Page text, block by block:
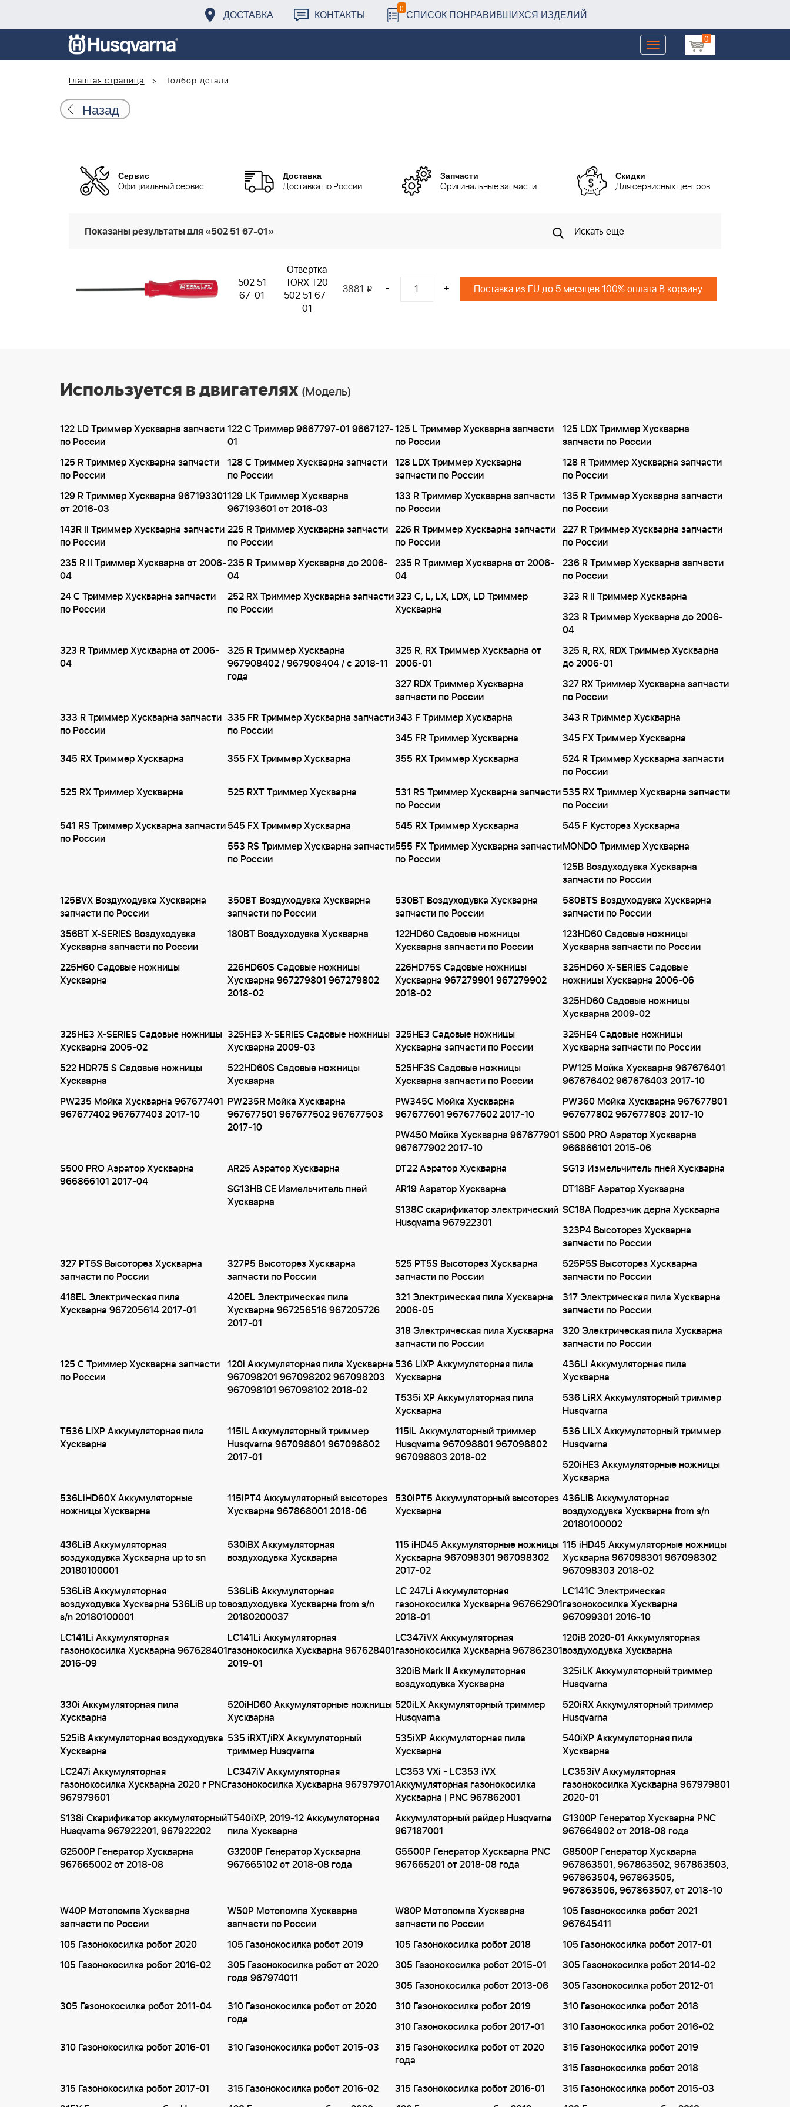
ДОСТАВКА КОНТАКТЫ 0 СПИСОК ПОНРАВИВШИХСЯ ИЗДЕЛИЙ
0
Toggle
navigation
Главная страница
Подбор детали
Назад
Сервис
Официальный сервис
Доставка
Доставка по России
Запчасти
Оригинальные запчасти
Скидки
Для сервисных центров
Показаны результаты для «502 51 67-01» Искать еще
502 51
67-01
Отвертка
TORX T20
502 51 67-
01
3881 i - + Поставка из EU до 5 месяцев 100% оплата В корзину
Используется в двигателях (Модель)
122 LD Триммер Хускварна запчасти
по России
122 C Триммер 9667797-01 9667127-
01
125 L Триммер Хускварна запчасти
по России
125 LDX Триммер Хускварна
запчасти по России
125 R Триммер Хускварна запчасти
по России
128 C Триммер Хускварна запчасти
по России
128 LDX Триммер Хускварна
запчасти по России
128 R Триммер Хускварна запчасти
по России
129 R Триммер Хускварна 967193301
от 2016-03
129 LK Триммер Хускварна
967193601 от 2016-03
133 R Триммер Хускварна запчасти
по России
135 R Триммер Хускварна запчасти
по России
143R II Триммер Хускварна запчасти
по России
225 R Триммер Хускварна запчасти
по России
226 R Триммер Хускварна запчасти
по России
227 R Триммер Хускварна запчасти
по России
235 R II Триммер Хускварна от 2006-
04
235 R Триммер Хускварна до 2006-
04
235 R Триммер Хускварна от 2006-
04
236 R Триммер Хускварна запчасти
по России
24 C Триммер Хускварна запчасти
по России
252 RX Триммер Хускварна запчасти
по России
323 C, L, LX, LDX, LD Триммер
Хускварна
323 R II Триммер Хускварна
323 R Триммер Хускварна до 2006-
04
323 R Триммер Хускварна от 2006-
04
325 R Триммер Хускварна
967908402 / 967908404 / с 2018-11
года
325 R, RX Триммер Хускварна от
2006-01
325 R, RX, RDX Триммер Хускварна
до 2006-01
327 RDX Триммер Хускварна
запчасти по России
327 RX Триммер Хускварна запчасти
по России
333 R Триммер Хускварна запчасти
по России
335 FR Триммер Хускварна запчасти
по России
343 F Триммер Хускварна
343 R Триммер Хускварна
345 FR Триммер Хускварна
345 FX Триммер Хускварна
345 RX Триммер Хускварна
355 FX Триммер Хускварна 355 RX Триммер Хускварна
524 R Триммер Хускварна запчасти
по России
525 RX Триммер Хускварна
525 RXT Триммер Хускварна
531 RS Триммер Хускварна запчасти
по России
535 RX Триммер Хускварна запчасти
по России
541 RS Триммер Хускварна запчасти
по России
545 FX Триммер Хускварна 545 RX Триммер Хускварна
545 F Кусторез Хускварна
553 RS Триммер Хускварна запчасти
по России
555 FX Триммер Хускварна запчасти
по России
MONDO Триммер Хускварна
125B Воздуходувка Хускварна
запчасти по России
125BVX Воздуходувка Хускварна
запчасти по России
350BT Воздуходувка Хускварна
запчасти по России
530BT Воздуходувка Хускварна
запчасти по России
580BTS Воздуходувка Хускварна
запчасти по России
356BT X-SERIES Воздуходувка
Хускварна запчасти по России
180BT Воздуходувка Хускварна
122HD60 Садовые ножницы
Хускварна запчасти по России
123HD60 Садовые ножницы
Хускварна запчасти по России
225H60 Садовые ножницы
Хускварна
226HD60S Садовые ножницы
Хускварна 967279801 967279802
2018-02
226HD75S Садовые ножницы
Хускварна 967279901 967279902
2018-02
325HD60 X-SERIES Садовые
ножницы Хускварна 2006-06
325HD60 Садовые ножницы
Хускварна 2009-02
325HE3 X-SERIES Садовые ножницы
Хускварна 2005-02
325HE3 X-SERIES Садовые ножницы
Хускварна 2009-03
325HE3 Садовые ножницы
Хускварна запчасти по России
325HE4 Садовые ножницы
Хускварна запчасти по России
522 HDR75 S Садовые ножницы
Хускварна
522HD60S Садовые ножницы
Хускварна
525HF3S Садовые ножницы
Хускварна запчасти по России
PW125 Мойка Хускварна 967676401
967676402 967676403 2017-10
PW235 Мойка Хускварна 967677401
967677402 967677403 2017-10
PW235R Мойка Хускварна
967677501 967677502 967677503
2017-10
PW345C Мойка Хускварна
967677601 967677602 2017-10
PW360 Мойка Хускварна 967677801
967677802 967677803 2017-10
PW450 Мойка Хускварна 967677901
967677902 2017-10
S500 PRO Аэратор Хускварна
966866101 2015-06
S500 PRO Аэратор Хускварна
966866101 2017-04
AR25 Аэратор Хускварна DT22 Аэратор Хускварна
SG13 Измельчитель пней Хускварна
SG13HB CE Измельчитель пней
Хускварна
AR19 Аэратор Хускварна
DT18BF Аэратор Хускварна
S138C скарификатор электрический
Husqvarna 967922301
SC18A Подрезчик дерна Хускварна
323P4 Высоторез Хускварна
запчасти по России
327 PT5S Высоторез Хускварна
запчасти по России
327P5 Высоторез Хускварна
запчасти по России
525 PT5S Высоторез Хускварна
запчасти по России
525P5S Высоторез Хускварна
запчасти по России
418EL Электрическая пила
Хускварна 967205614 2017-01
420EL Электрическая пила
Хускварна 967256516 967205726
2017-01
321 Электрическая пила Хускварна
2006-05
317 Электрическая пила Хускварна
запчасти по России
318 Электрическая пила Хускварна
запчасти по России
320 Электрическая пила Хускварна
запчасти по России
125 C Триммер Хускварна запчасти
по России
120i Аккумуляторная пила Хускварна
967098201 967098202 967098203
967098101 967098102 2018-02
536 LiXP Аккумуляторная пила
Хускварна
436Li Аккумуляторная пила
Хускварна
T535i XP Аккумуляторная пила
Хускварна
536 LiRX Аккумуляторный триммер
Husqvarna
T536 LiXP Аккумуляторная пила
Хускварна
115iL Аккумуляторный триммер
Husqvarna 967098801 967098802
2017-01
115iL Аккумуляторный триммер
Husqvarna 967098801 967098802
967098803 2018-02
536 LiLX Аккумуляторный триммер
Husqvarna
520iHE3 Аккумуляторные ножницы
Хускварна
536LiHD60X Аккумуляторные
ножницы Хускварна
115iPT4 Аккумуляторный высоторез
Хускварна 967868001 2018-06
530iPT5 Аккумуляторный высоторез
Хускварна
436LiB Аккумуляторная
воздуходувка Хускварна from s/n
20180100002
436LiB Аккумуляторная
воздуходувка Хускварна up to sn
20180100001
530iBX Аккумуляторная
воздуходувка Хускварна
115 iHD45 Аккумуляторные ножницы
Хускварна 967098301 967098302
2017-02
115 iHD45 Аккумуляторные ножницы
Хускварна 967098301 967098302
967098303 2018-02
536LiB Аккумуляторная
воздуходувка Хускварна 536LiB up to
s/n 20180100001
536LiB Аккумуляторная
воздуходувка Хускварна from s/n
20180200037
LC 247Li Аккумуляторная
газонокосилка Хускварна 967662901
2018-01
LC141C Электрическая
газонокосилка Хускварна
967099301 2016-10
LC141Li Аккумуляторная
газонокосилка Хускварна 967628401
2016-09
LC141Li Аккумуляторная
газонокосилка Хускварна 967628401
2019-01
LC347iVX Аккумуляторная
газонокосилка Хускварна 967862301
120iB 2020-01 Аккумуляторная
воздуходувка Хускварна
320iB Mark II Аккумуляторная
воздуходувка Хускварна
325iLK Аккумуляторный триммер
Husqvarna
330i Аккумуляторная пила
Хускварна
520iHD60 Аккумуляторные ножницы
Хускварна
520iLX Аккумуляторный триммер
Husqvarna
520iRX Аккумуляторный триммер
Husqvarna
525iB Аккумуляторная воздуходувка
Хускварна
535 iRXT/iRX Аккумуляторный
триммер Husqvarna
535iXP Аккумуляторная пила
Хускварна
540iXP Аккумуляторная пила
Хускварна
LC247i Аккумуляторная
газонокосилка Хускварна 2020 г PNC
967979601
LC347iV Аккумуляторная
газонокосилка Хускварна 967979701
LC353 VXi - LC353 iVX
Аккумуляторная газонокосилка
Хускварна | PNC 967862001
LC353iV Аккумуляторная
газонокосилка Хускварна 967979801
2020-01
S138i Скарификатор аккумуляторный
Husqvarna 967922201, 967922202
T540iXP, 2019-12 Аккумуляторная
пила Хускварна
Аккумуляторный райдер Husqvarna
967187001
G1300P Генератор Хускварна PNC
967664902 от 2018-08 года
G2500P Генератор Хускварна
967665002 от 2018-08
G3200P Генератор Хускварна
967665102 от 2018-08 года
G5500P Генератор Хускварна PNC
967665201 от 2018-08 года
G8500P Генератор Хускварна
967863501, 967863502, 967863503,
967863504, 967863505,
967863506, 967863507, от 2018-10
W40P Мотопомпа Хускварна
запчасти по России
W50P Мотопомпа Хускварна
запчасти по России
W80P Мотопомпа Хускварна
запчасти по России
105 Газонокосилка робот 2021
967645411
105 Газонокосилка робот 2020
105 Газонокосилка робот 2019 105 Газонокосилка робот 2018
105 Газонокосилка робот 2017-01
105 Газонокосилка робот 2016-02
305 Газонокосилка робот от 2020
года 967974011
305 Газонокосилка робот 2015-01
305 Газонокосилка робот 2014-02
305 Газонокосилка робот 2013-06
305 Газонокосилка робот 2012-01
305 Газонокосилка робот 2011-04
310 Газонокосилка робот от 2020
года
310 Газонокосилка робот 2019
310 Газонокосилка робот 2018
310 Газонокосилка робот 2017-01
310 Газонокосилка робот 2016-02
310 Газонокосилка робот 2016-01
310 Газонокосилка робот 2015-03
315 Газонокосилка робот от 2020
года
315 Газонокосилка робот 2019
315 Газонокосилка робот 2018
315 Газонокосилка робот 2017-01
315 Газонокосилка робот 2016-02 315 Газонокосилка робот 2016-01
315 Газонокосилка робот 2015-03